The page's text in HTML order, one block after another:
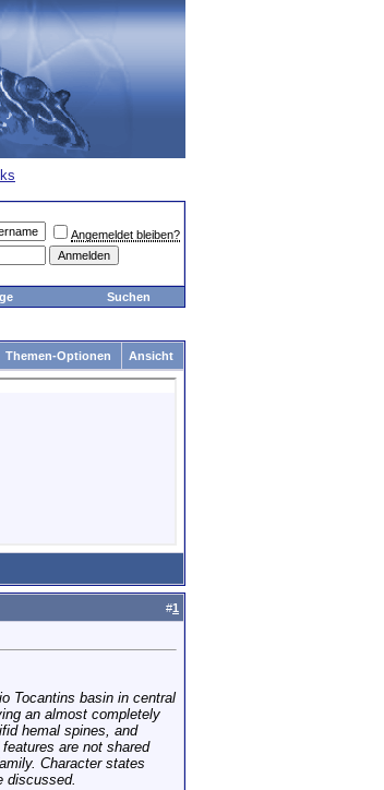
Angemeldet bleiben?
Suchen
Themen-Optionen Ansicht
#1
Tocantins basin in central
an almost completely
hemal spines, and
are not shared
Character states
discussed.